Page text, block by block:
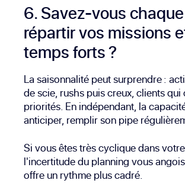
6. Savez-vous
répartir vos missions
temps forts ?
La saisonnalité peut surprendre :
de scie, rushs puis creux, clients
priorités. En indépendant, la
anticiper, remplir son pipe
Si vous êtes très cyclique dans
l'incertitude du planning vous
offre un rythme plus cadré.